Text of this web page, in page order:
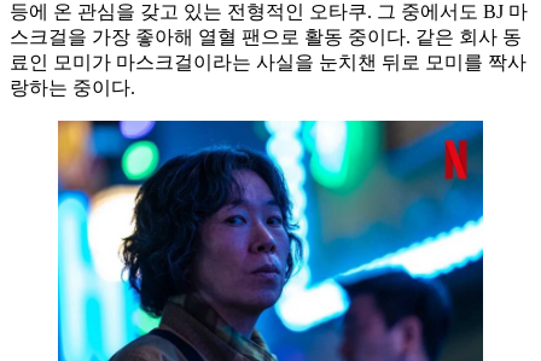
등에 온 관심을 갖고 있는 전형적인 오타쿠. 그 중에서도 BJ 마
스크걸을 가장 좋아해 열혈 팬으로 활동 중이다. 같은 회사 동
료인 모미가 마스크걸이라는 사실을 눈치챈 뒤로 모미를 짝사
랑하는 중이다.